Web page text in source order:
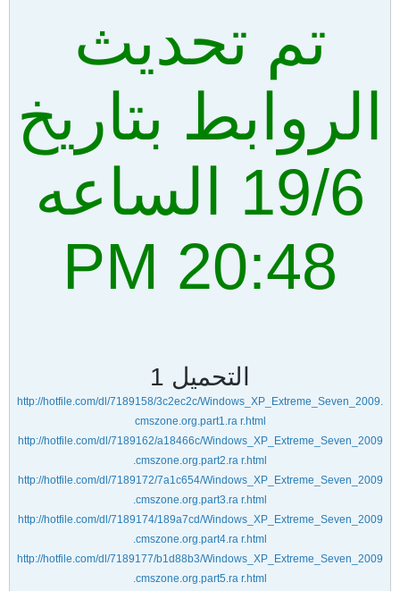
تم تحديث
الروابط بتاريخ
19/6 الساعه
20:48 PM
التحميل 1
http://hotfile.com/dl/7189158/3c2ec2c/Windows_XP_Extreme_Seven_2009.
cmszone.org.part1.ra r.html
http://hotfile.com/dl/7189162/a18466c/Windows_XP_Extreme_Seven_2009
.cmszone.org.part2.ra r.html
http://hotfile.com/dl/7189172/7a1c654/Windows_XP_Extreme_Seven_2009
.cmszone.org.part3.ra r.html
http://hotfile.com/dl/7189174/189a7cd/Windows_XP_Extreme_Seven_2009
.cmszone.org.part4.ra r.html
http://hotfile.com/dl/7189177/b1d88b3/Windows_XP_Extreme_Seven_2009
.cmszone.org.part5.ra r.html